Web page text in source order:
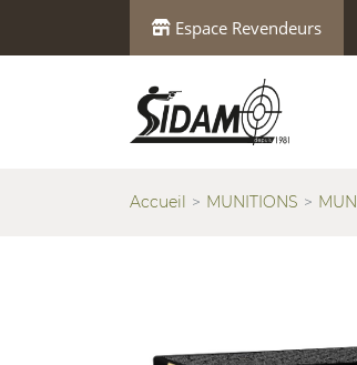
Espace Revendeurs
Accueil MUNITIONS